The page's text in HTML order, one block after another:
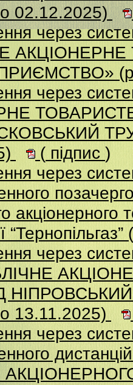
02.12.2025)
через
АКЦІОНЕРНЕ
через
( підпис )
через
акціонерного
через
13.11.2025)
через